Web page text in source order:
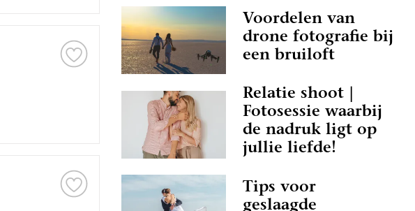
Voordelen van
drone fotografie bij
een bruiloft
Relatie shoot |
Fotosessie waarbij
de nadruk ligt op
jullie liefde!
Tips voor
geslaagde